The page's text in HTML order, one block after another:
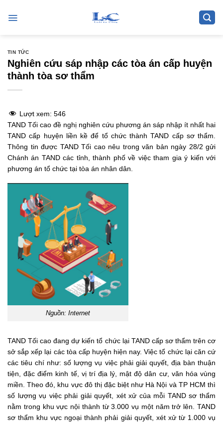
TIN TỨC
Nghiên cứu sáp nhập các tòa án cấp huyện
thành tòa sơ thẩm
Lượt xem: 546
TAND Tối cao đề nghị nghiên cứu phương án sáp nhập ít nhất hai
TAND cấp huyện liền kề để tổ chức thành TAND cấp sơ thẩm.
Thông tin được TAND Tối cao nêu trong văn bản ngày 28/2 gửi
Chánh án TAND các tỉnh, thành phố về việc tham gia ý kiến với
phương án tổ chức tại tòa án nhân dân.
Nguồn: Internet
TAND Tối cao đang dự kiến tổ chức lại TAND cấp sơ thẩm trên cơ
sở sắp xếp lại các tòa cấp huyện hiện nay. Việc tổ chức lại căn cứ
các tiêu chí như: số lượng vụ việc phải giải quyết, địa bàn thuận
tiện, đặc điểm kinh tế, vị trí địa lý, mật độ dân cư, văn hóa vùng
miền. Theo đó, khu vực đô thị đặc biệt như Hà Nội và TP HCM thì
số lượng vụ việc phải giải quyết, xét xử của mỗi TAND sơ thẩm
nằm trong khu vực nội thành từ 3.000 vụ một năm trở lên. TAND
sơ thẩm khu vực ngoại thành phải giải quyết, xét xử từ 1.000 vụ